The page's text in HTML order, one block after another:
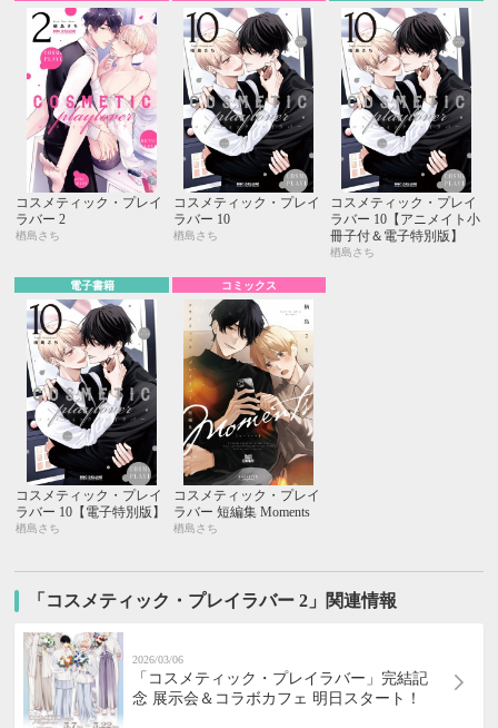
コスメティック・プレイ
ラバー 2
楢島さち
コスメティック・プレイ
ラバー 10
楢島さち
コスメティック・プレイ
ラバー 10【アニメイト小
冊子付＆電子特別版】
楢島さち
電子書籍
コスメティック・プレイ
ラバー 10【電子特別版】
楢島さち
コミックス
コスメティック・プレイ
ラバー 短編集 Moments
楢島さち
「コスメティック・プレイラバー 2」関連情報
2026/03/06
「コスメティック・プレイラバー」完結記
念 展示会＆コラボカフェ 明日スタート！